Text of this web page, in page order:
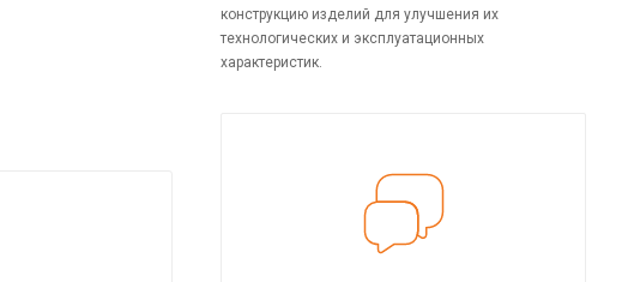
конструкцию изделий для улучшения их
технологических и эксплуатационных
характеристик.